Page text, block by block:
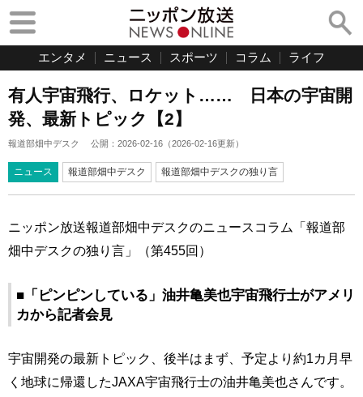
エンタメ ニュース スポーツ コラム ライフ
有人宇宙飛行、ロケット…… 日本の宇宙開
発、最新トピック【2】
報道部畑中デスク 公開： 2026-02-16 （2026-02-16更新）
ニュース 報道部畑中デスク 報道部畑中デスクの独り言
ニッポン放送報道部畑中デスクのニュースコラム「報道部
畑中デスクの独り言」（第455回）
■「ピンピンしている」油井亀美也宇宙飛行士がアメリ
カから記者会見
宇宙開発の最新トピック、後半はまず、予定より約1カ月早
く地球に帰還したJAXA宇宙飛行士の油井亀美也さんです。